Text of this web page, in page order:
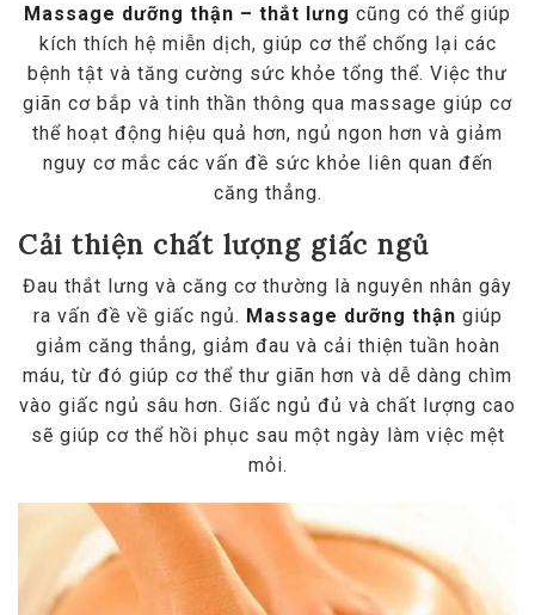
Massage dưỡng thận – thắt lưng cũng có thể giúp
kích thích hệ miễn dịch, giúp cơ thể chống lại các
bệnh tật và tăng cường sức khỏe tổng thể. Việc thư
giãn cơ bắp và tinh thần thông qua massage giúp cơ
thể hoạt động hiệu quả hơn, ngủ ngon hơn và giảm
nguy cơ mắc các vấn đề sức khỏe liên quan đến
căng thẳng.
Cải thiện chất lượng giấc ngủ
Đau thắt lưng và căng cơ thường là nguyên nhân gây
ra vấn đề về giấc ngủ. Massage dưỡng thận giúp
giảm căng thẳng, giảm đau và cải thiện tuần hoàn
máu, từ đó giúp cơ thể thư giãn hơn và dễ dàng chìm
vào giấc ngủ sâu hơn. Giấc ngủ đủ và chất lượng cao
sẽ giúp cơ thể hồi phục sau một ngày làm việc mệt
mỏi.